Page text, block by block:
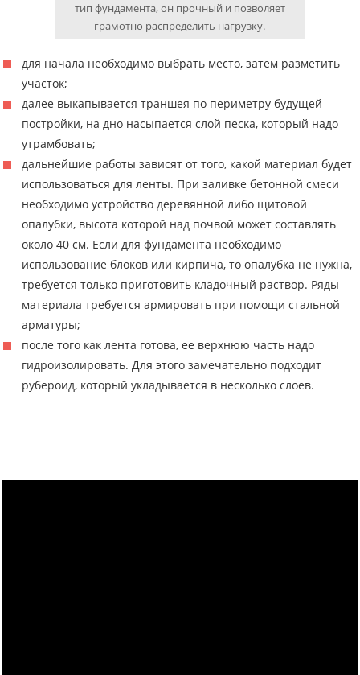
тип фундамента, он прочный и позволяет
грамотно распределить нагрузку.
для начала необходимо выбрать место, затем разметить
участок;
далее выкапывается траншея по периметру будущей
постройки, на дно насыпается слой песка, который надо
утрамбовать;
дальнейшие работы зависят от того, какой материал будет
использоваться для ленты. При заливке бетонной смеси
необходимо устройство деревянной либо щитовой
опалубки, высота которой над почвой может составлять
около 40 см. Если для фундамента необходимо
использование блоков или кирпича, то опалубка не нужна,
требуется только приготовить кладочный раствор. Ряды
материала требуется армировать при помощи стальной
арматуры;
после того как лента готова, ее верхнюю часть надо
гидроизолировать. Для этого замечательно подходит
рубероид, который укладывается в несколько слоев.